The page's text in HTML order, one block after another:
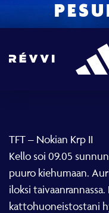
TFT – Nokian Krp II
Kello soi 09.05
puuro kiehumaan.
iloksi
kattohuoneistostani